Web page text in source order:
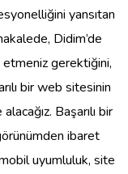
yansıtan
Didim’de
gerektiğini,
bir web sitesinin
Başarılı bir
ibaret
uyumluluk, site